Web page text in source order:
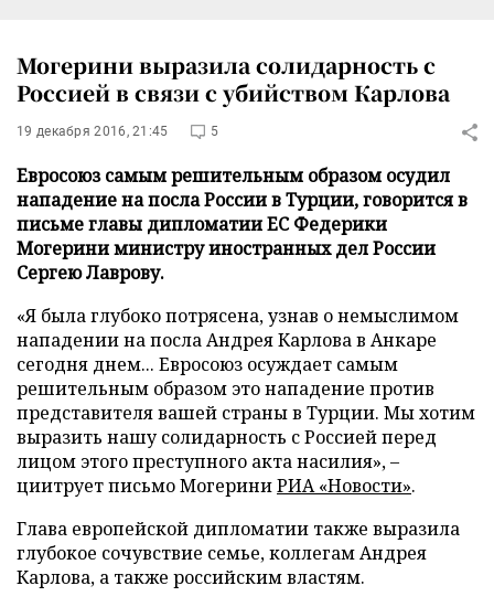
Могерини выразила солидарность с
Россией в связи с убийством Карлова
19 декабря 2016, 21:45 5
Евросоюз самым решительным образом осудил
нападение на посла России в Турции, говорится в
письме главы дипломатии ЕС Федерики
Могерини министру иностранных дел России
Сергею Лаврову.
«Я была глубоко потрясена, узнав о немыслимом
нападении на посла Андрея Карлова в Анкаре
сегодня днем... Евросоюз осуждает самым
решительным образом это нападение против
представителя вашей страны в Турции. Мы хотим
выразить нашу солидарность с Россией перед
лицом этого преступного акта насилия», –
циитрует письмо МогериниРИА «Новости».
Глава европейской дипломатии также выразила
глубокое сочувствие семье, коллегам Андрея
Карлова, а также российским властям.